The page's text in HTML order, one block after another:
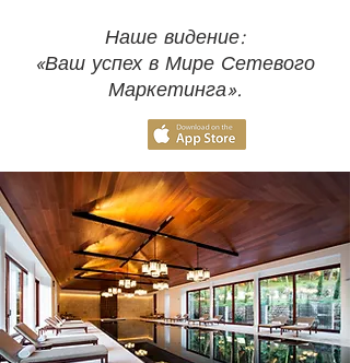
Наше видение:
«Ваш успех в Мире Сетевого
Маркетинга».